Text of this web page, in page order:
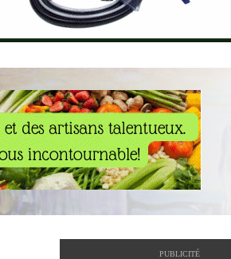
PUBLICITÉ